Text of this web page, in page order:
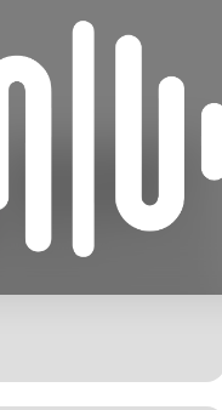
del rap venezolano
06 August 2026